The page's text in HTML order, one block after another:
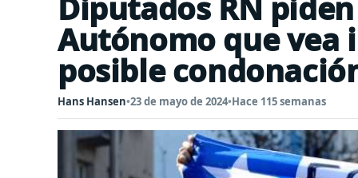
Autónomo que vea
posible
Hans Hansen•23 de mayo de 2024•Hace 115 semanas